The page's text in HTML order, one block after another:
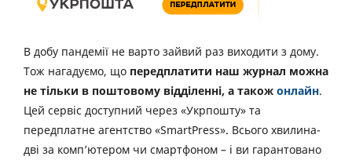
В добу пандемії не варто зайвий раз виходити з дому.
Тож нагадуємо, що передплатити наш журнал можна
не тільки в поштовому відділенні, а також онлайн.
Цей сервіс доступний через «Укрпошту» та
передплатне агентство «SmartPress». Всього хвилина-
дві за комп’ютером чи смартфоном – і ви гарантовано